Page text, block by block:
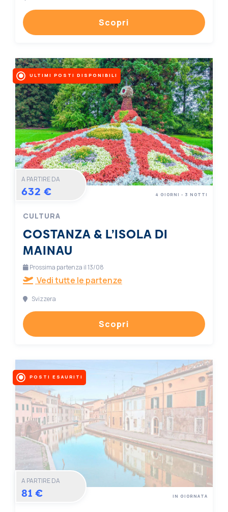
Scopri
ULTIMI POSTI DISPONIBILI
A PARTIRE DA
632 €
CULTURA
COSTANZA & L’ISOLA DI
MAINAU
4 GIORNI - 3 NOTTI
Prossima partenza il 13/08
Vedi tutte le partenze
Svizzera
Scopri
POSTI ESAURITI
A PARTIRE DA
81 € IN GIORNATA